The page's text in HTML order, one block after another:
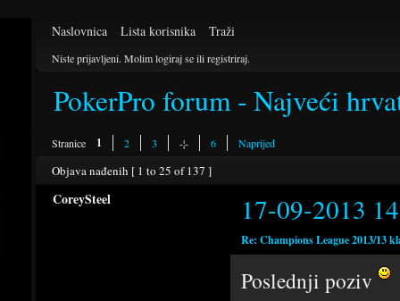
Naslovnica Lista korisnika Traži
Niste prijavljeni. Molim logiraj se ili registriraj.
PokerPro forum - Najveći
Stranice 1 2 3 -¦- 6 Naprijed
Objava nađenih [ 1 to 25 of 137 ]
CoreySteel 17-09-2013
Re: Champions League 2013/13
Poslednji poziv